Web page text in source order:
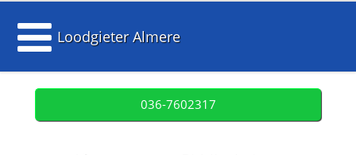
Loodgieter Almere
036-7602317